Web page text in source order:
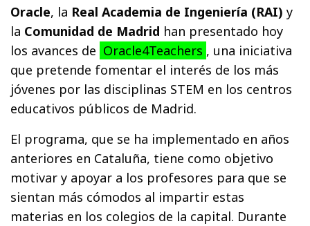
Oracle, la Real Academia de Ingeniería (RAI) y
la Comunidad de Madrid han presentado hoy
los avances de Oracle4Teachers , una iniciativa
que pretende fomentar el interés de los más
jóvenes por las disciplinas STEM en los centros
educativos públicos de Madrid.
El programa, que se ha implementado en años
anteriores en Cataluña, tiene como objetivo
motivar y apoyar a los profesores para que se
sientan más cómodos al impartir estas
materias en los colegios de la capital. Durante